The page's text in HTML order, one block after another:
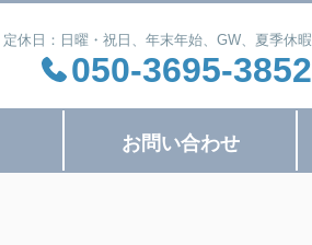
休日：日曜・祝日、年末年始、GW、夏季休暇
050-3695-3852
お問い合わせ